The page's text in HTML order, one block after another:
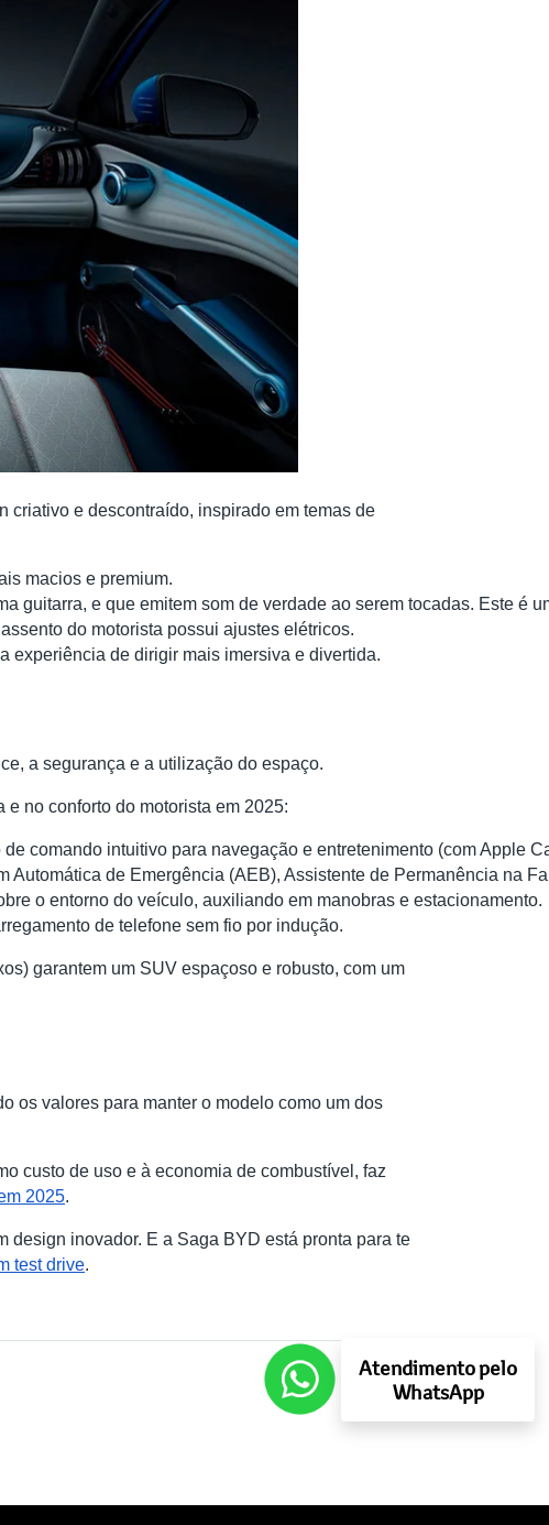
criativo e descontraído, inspirado em temas de
macios e premium.
guitarra, e que emitem som de verdade ao serem tocadas. Este é
do motorista possui ajustes elétricos.
experiência de dirigir mais imersiva e divertida.
a segurança e a utilização do espaço.
no conforto do motorista em 2025:
comando intuitivo para navegação e entretenimento (com Apple
de Emergência (AEB), Assistente de Permanência na
o entorno do veículo, auxiliando em manobras e estacionamento.
de telefone sem fio por indução.
garantem um SUV espaçoso e robusto, com um
os valores para manter o modelo como um dos
custo de uso e à economia de combustível, faz
2025.
design inovador. E a Saga BYD está pronta para te
test drive.
Atendimento pelo
WhatsApp